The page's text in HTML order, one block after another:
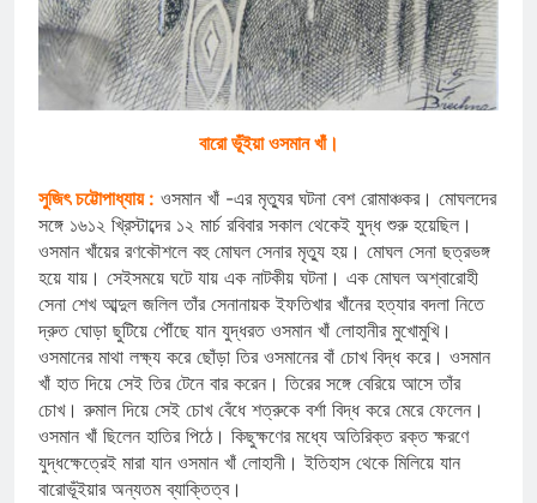
বারো ভূঁইয়া ওসমান খাঁ।
সুজিৎ চট্টোপাধ্যায় : ওসমান খাঁ -এর মৃত্যুর ঘটনা বেশ রোমাঞ্চকর। মোঘলদের
সঙ্গে ১৬১২ খ্রিস্টাব্দের ১২ মার্চ রবিবার সকাল থেকেই যুদ্ধ শুরু হয়েছিল।
ওসমান খাঁয়ের রণকৌশলে বহু মোঘল সেনার মৃত্যু হয়। মোঘল সেনা ছত্রভঙ্গ
হয়ে যায়। সেইসময়ে ঘটে যায় এক নাটকীয় ঘটনা। এক মোঘল অশ্বারোহী
সেনা শেখ আব্দুল জলিল তাঁর সেনানায়ক ইফতিখার খাঁনের হত্যার বদলা নিতে
দ্রুত ঘোড়া ছুটিয়ে পৌঁছে যান যুদ্ধরত ওসমান খাঁ লোহানীর মুখোমুখি।
ওসমানের মাথা লক্ষ্য করে ছোঁড়া তির ওসমানের বাঁ চোখ বিদ্ধ করে। ওসমান
খাঁ হাত দিয়ে সেই তির টেনে বার করেন। তিরের সঙ্গে বেরিয়ে আসে তাঁর
চোখ। রুমাল দিয়ে সেই চোখ বেঁধে শত্রুকে বর্শা বিদ্ধ করে মেরে ফেলেন।
ওসমান খাঁ ছিলেন হাতির পিঠে। কিছুক্ষণের মধ্যে অতিরিক্ত রক্ত ক্ষরণে
যুদ্ধক্ষেত্রেই মারা যান ওসমান খাঁ লোহানী। ইতিহাস থেকে মিলিয়ে যান
বারোভূঁইয়ার অন্যতম ব্যাক্তিত্ব।